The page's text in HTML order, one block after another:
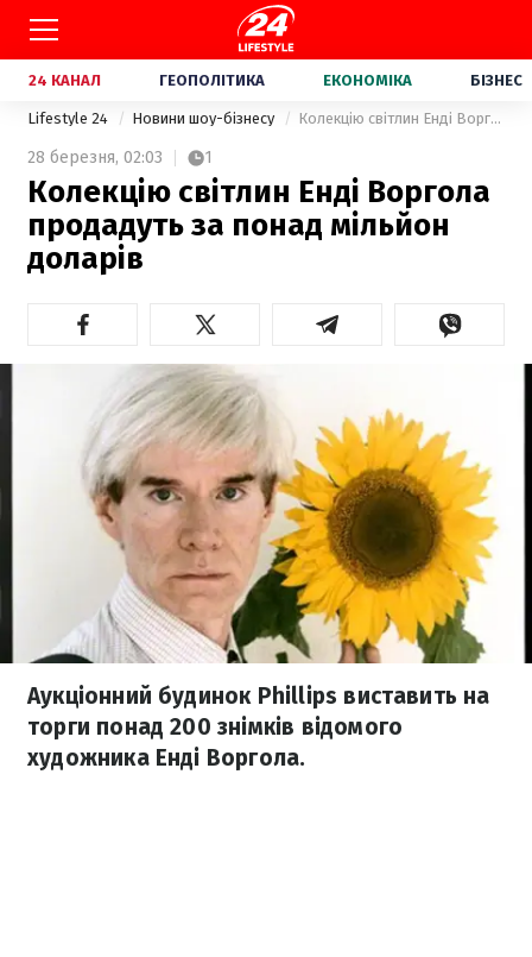
24 КАНАЛ ГЕОПОЛІТИКА ЕКОНОМІКА БІЗНЕС
Lifestyle 24 Новини шоу-бізнесу Колекцію світлин Енді Воргола продадуть за понад мільйон доларів
28 березня, 02:03 1
Колекцію світлин Енді Воргола
продадуть за понад мільйон
доларів
Аукціонний будинок Phillips виставить на
торги понад 200 знімків відомого
художника Енді Воргола.